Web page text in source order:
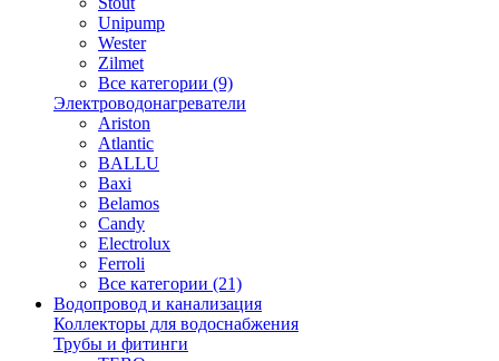
Unipump
Wester
Zilmet
Все категории (9)
Электроводонагреватели
Ariston
Atlantic
BALLU
Baxi
Belamos
Candy
Electrolux
Ferroli
Все категории (21)
Водопровод и канализация
Коллекторы для водоснабжения
Трубы и фитинги